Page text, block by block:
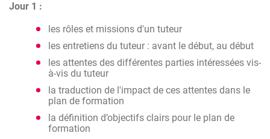
Jour 1 :
les rôles et missions d'un tuteur
les entretiens du tuteur : avant le début, au début
les attentes des différentes parties intéressées vis-
à-vis du tuteur
la traduction de l'impact de ces attentes dans le
plan de formation
la définition d’objectifs clairs pour le plan de
formation